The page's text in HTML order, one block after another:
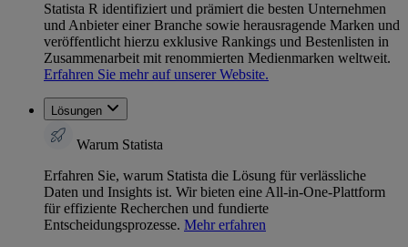
Statista R identifiziert und prämiert die besten Unternehmen
und Anbieter einer Branche sowie herausragende Marken und
veröffentlicht hierzu exklusive Rankings und Bestenlisten in
Zusammenarbeit mit renommierten Medienmarken weltweit.
Erfahren Sie mehr auf unserer Website.
Lösungen
Warum Statista
Erfahren Sie, warum Statista die Lösung für verlässliche
Daten und Insights ist. Wir bieten eine All-in-One-Plattform
für effiziente Recherchen und fundierte
Entscheidungsprozesse. Mehr erfahren